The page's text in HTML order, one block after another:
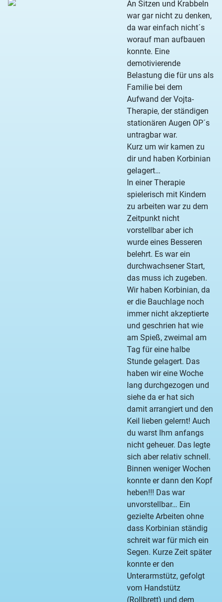
An Sitzen und Krabbeln
war gar nicht zu denken,
da war einfach nicht´s
worauf man aufbauen
konnte. Eine
demotivierende
Belastung die für uns als
Familie bei dem
Aufwand der Vojta-
Therapie, der ständigen
stationären Augen OP´s
untragbar war.
Kurz um wir kamen zu
dir und haben Korbinian
gelagert…
In einer Therapie
spielerisch mit Kindern
zu arbeiten war zu dem
Zeitpunkt nicht
vorstellbar aber ich
wurde eines Besseren
belehrt. Es war ein
durchwachsener Start,
das muss ich zugeben.
Wir haben Korbinian, da
er die Bauchlage noch
immer nicht akzeptierte
und geschrien hat wie
am Spieß, zweimal am
Tag für eine halbe
Stunde gelagert. Das
haben wir eine Woche
lang durchgezogen und
siehe da er hat sich
damit arrangiert und den
Keil lieben gelernt! Auch
du warst Ihm anfangs
nicht geheuer. Das legte
sich aber relativ schnell.
Binnen weniger Wochen
konnte er dann den Kopf
heben!!! Das war
unvorstellbar… Ein
gezielte Arbeiten ohne
dass Korbinian ständig
schreit war für mich ein
Segen. Kurze Zeit später
konnte er den
Unterarmstütz, gefolgt
vom Handstütz
(Rollbrett) und dem